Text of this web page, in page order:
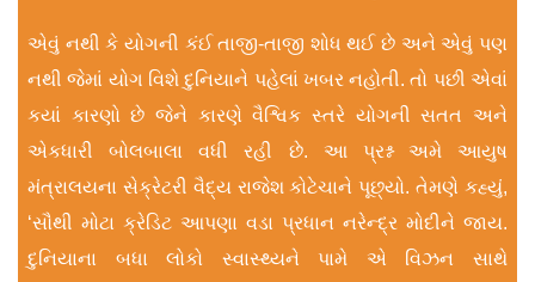
એવું નથી કે યોગની કંઈ તાજી-તાજી શોધ થઈ છે અને એવું પણ
નથી જેમાં યોગ વિશે દુનિયાને પહેલાં ખબર નહોતી. તો પછી એવાં
કયાં કારણો છે જેને કારણે વૈશ્વિક સ્તરે યોગની સતત અને
એકધારી બોલબાલા વધી રહી છે. આ પ્રશ્ન અમે આયુષ
મંત્રાલયના સેક્રેટરી વૈદ્ય રાજેશ કોટેચાને પૂછ્યો. તેમણે કહ્યું,
‘સૌથી મોટા ક્રેડિટ આપણા વડા પ્રધાન નરેન્દ્ર મોદીને જાય.
દુનિયાના બધા લોકો સ્વાસ્થ્યને પામે એ વિઝન સાથે